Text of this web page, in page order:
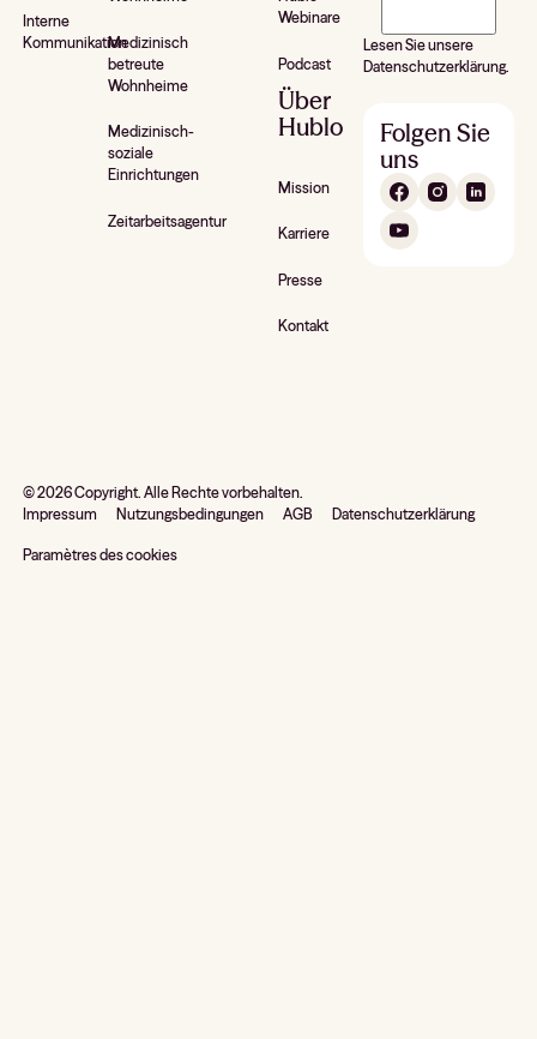
Interne
KommunikationMedizinisch
betreute
Wohnheime
Medizinisch-
soziale
Einrichtungen
Zeitarbeitsagentur
Webinare
Podcast
Über
Hublo
Mission
Karriere
Presse
Kontakt
Lesen Sie unsere
Datenschutzerklärung.
Folgen Sie
uns
©2026Copyright. Alle Rechte vorbehalten.
Impressum
Nutzungsbedingungen AGB Datenschutzerklärung
Paramètres des cookies